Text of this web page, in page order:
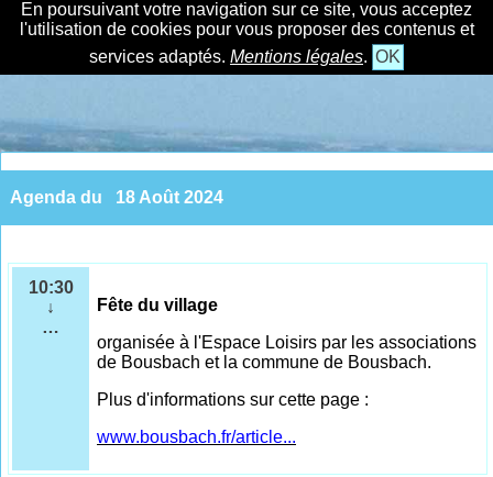
En poursuivant votre navigation sur ce site, vous acceptez
l'utilisation de cookies pour vous proposer des contenus et
services adaptés. Mentions légales. OK
Agenda du 18 Août 2024
10:30
↓
…
Fête du village
organisée à l'Espace Loisirs par les associations
de Bousbach et la commune de Bousbach.
Plus d'informations sur cette page :
www.bousbach.fr/article...